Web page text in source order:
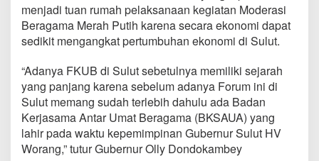
r
a
s
e
r
a
g
a
m
a
menjadi tuan rumah pelaksanaan kegiatan Moderasi
Beragama Merah Putih karena secara ekonomi dapat
sedikit mengangkat pertumbuhan ekonomi di Sulut.
“Adanya FKUB di Sulut sebetulnya memiliki sejarah
yang panjang karena sebelum adanya Forum ini di
Sulut memang sudah terlebih dahulu ada Badan
Kerjasama Antar Umat Beragama (BKSAUA) yang
lahir pada waktu kepemimpinan Gubernur Sulut HV
Worang,” tutur Gubernur Olly Dondokambey